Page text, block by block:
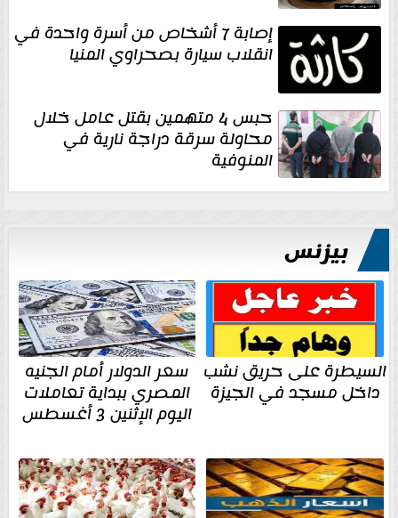
إصابة 7 أشخاص من أسرة واحدة في
انقلاب سيارة بصحراوي المنيا
حبس 4 متهمين بقتل عامل خلال
محاولة سرقة دراجة نارية في
المنوفية
بيزنس
السيطرة على حريق نشب
داخل مسجد في الجيزة
سعر الدولار أمام الجنيه
المصري ببداية تعاملات
اليوم الإثنين 3 أغسطس